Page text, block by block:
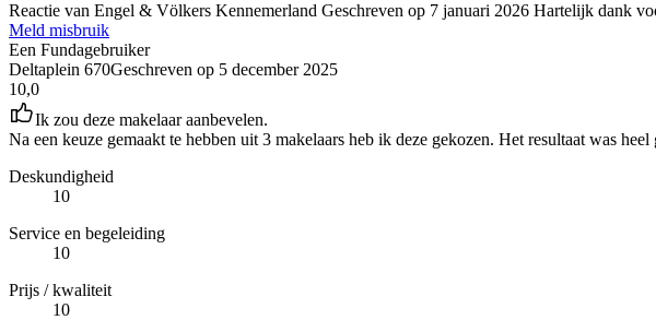
Reactie van Engel & Völkers Kennemerland Geschreven op 7 januari 2026 Hartelijk dank
Meld misbruik
Een Fundagebruiker
Deltaplein 670Geschreven op 5 december 2025
10,0
Ik zou deze makelaar aanbevelen.
Na een keuze gemaakt te hebben uit 3 makelaars heb ik deze gekozen. Het resultaat was
Deskundigheid
10
Service en begeleiding
10
Prijs / kwaliteit
10